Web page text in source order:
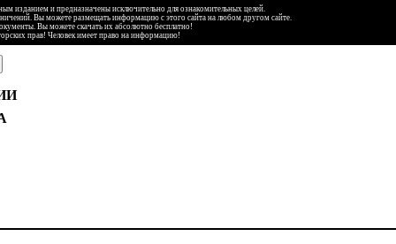
изданием и предназначены исключительно для ознакомительных целей.
Вы можете размещать информацию с этого сайта на любом другом сайте.
Вы можете скачать их абсолютно бесплатно!
прав! Человек имеет право на информацию!